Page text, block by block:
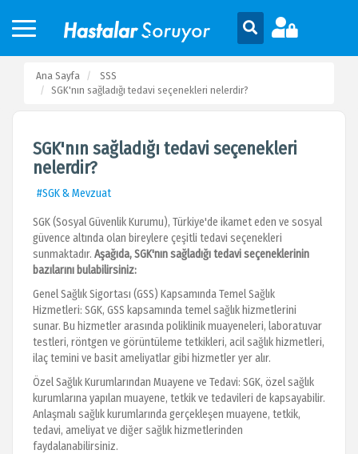
Ana Sayfa
SSS
SGK'nın sağladığı tedavi seçenekleri nelerdir?
SGK'nın sağladığı tedavi seçenekleri
nelerdir?
#SGK & Mevzuat
SGK (Sosyal Güvenlik Kurumu), Türkiye'de ikamet eden ve sosyal
güvence altında olan bireylere çeşitli tedavi seçenekleri
sunmaktadır. Aşağıda, SGK'nın sağladığı tedavi seçeneklerinin
bazılarını bulabilirsiniz:
Genel Sağlık Sigortası (GSS) Kapsamında Temel Sağlık
Hizmetleri: SGK, GSS kapsamında temel sağlık hizmetlerini
sunar. Bu hizmetler arasında poliklinik muayeneleri, laboratuvar
testleri, röntgen ve görüntüleme tetkikleri, acil sağlık hizmetleri,
ilaç temini ve basit ameliyatlar gibi hizmetler yer alır.
Özel Sağlık Kurumlarından Muayene ve Tedavi: SGK, özel sağlık
kurumlarına yapılan muayene, tetkik ve tedavileri de kapsayabilir.
Anlaşmalı sağlık kurumlarında gerçekleşen muayene, tetkik,
tedavi, ameliyat ve diğer sağlık hizmetlerinden
faydalanabilirsiniz.